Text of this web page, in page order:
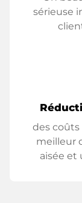
sérieuse
des
meilleur
aisée et